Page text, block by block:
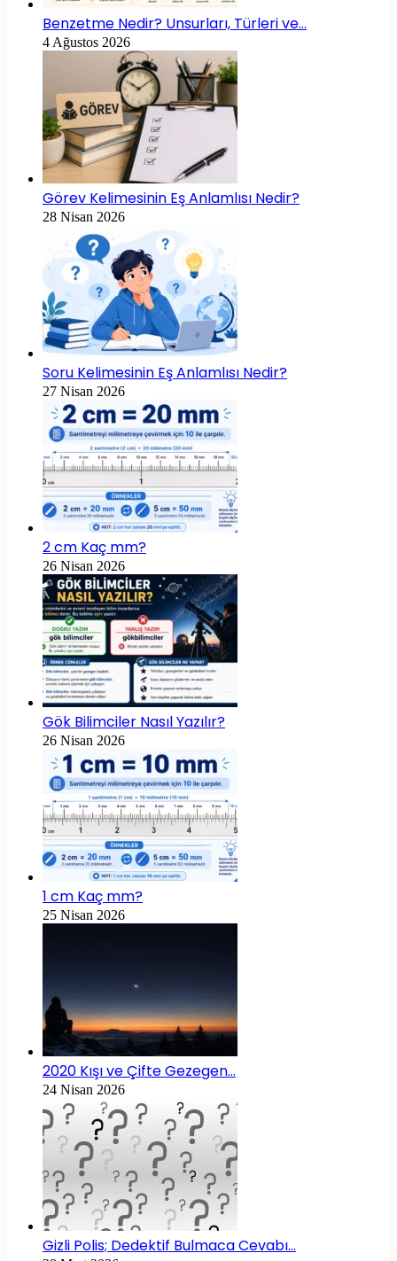
Benzetme Nedir? Unsurları, Türleri ve…
4 Ağustos 2026
Görev Kelimesinin Eş Anlamlısı Nedir?
28 Nisan 2026
Soru Kelimesinin Eş Anlamlısı Nedir?
27 Nisan 2026
2 cm Kaç mm?
26 Nisan 2026
Gök Bilimciler Nasıl Yazılır?
26 Nisan 2026
1 cm Kaç mm?
25 Nisan 2026
2020 Kışı ve Çifte Gezegen…
24 Nisan 2026
Gizli Polis; Dedektif Bulmaca Cevabı…